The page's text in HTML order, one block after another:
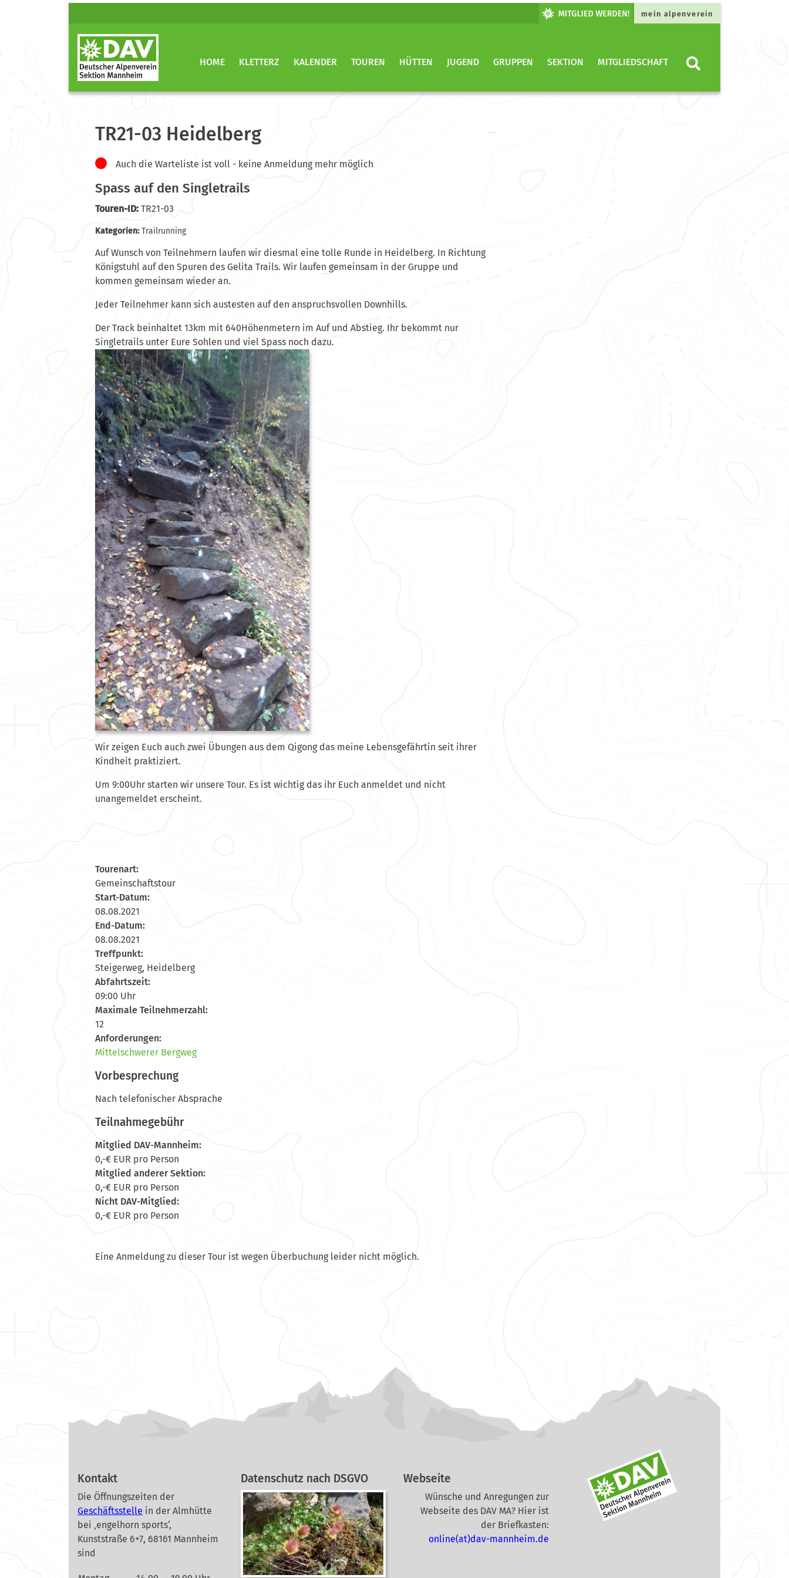
mein alpenverein
HOME KLETTERZ KALENDER TOUREN HÜTTEN JUGEND GRUPPEN SEKTION MITGLIEDSCHAFT
TR21-03 Heidelberg
Auch die Warteliste ist voll - keine Anmeldung mehr möglich
Spass auf den Singletrails
Touren-ID: TR21-03
Kategorien:Trailrunning
Auf Wunsch von Teilnehmern laufen wir diesmal eine tolle Runde in Heidelberg. In Richtung
Königstuhl auf den Spuren des Gelita Trails. Wir laufen gemeinsam in der Gruppe und
kommen gemeinsam wieder an.
Jeder Teilnehmer kann sich austesten auf den anspruchsvollen Downhills.
Der Track beinhaltet 13km mit 640Höhenmetern im Auf und Abstieg. Ihr bekommt nur
Singletrails unter Eure Sohlen und viel Spass noch dazu.
Wir zeigen Euch auch zwei Übungen aus dem Qigong das meine Lebensgefährtin seit ihrer
Kindheit praktiziert.
Um 9:00Uhr starten wir unsere Tour. Es ist wichtig das ihr Euch anmeldet und nicht
unangemeldet erscheint.
Tourenart:
Gemeinschaftstour
Start-Datum:
08.08.2021
End-Datum:
08.08.2021
Treffpunkt:
Steigerweg, Heidelberg
Abfahrtszeit:
09:00 Uhr
Maximale Teilnehmerzahl:
12
Anforderungen:
Mittelschwerer Bergweg
Vorbesprechung
Nach telefonischer Absprache
Teilnahmegebühr
Mitglied DAV-Mannheim:
0,-€ EUR pro Person
Mitglied anderer Sektion:
0,-€ EUR pro Person
Nicht DAV-Mitglied:
0,-€ EUR pro Person
Eine Anmeldung zu dieser Tour ist wegen Überbuchung leider nicht möglich.
Kontakt
Die Öffnungszeiten der
Geschäftsstelle in der Almhütte
bei ‚engelhorn sports‘,
Kunststraße 6+7, 68161 Mannheim
sind
Datenschutz nach DSGVO Webseite
Wünsche und Anregungen zur
Webseite des DAV MA? Hier ist
der Briefkasten:
online(at)dav-mannheim.de